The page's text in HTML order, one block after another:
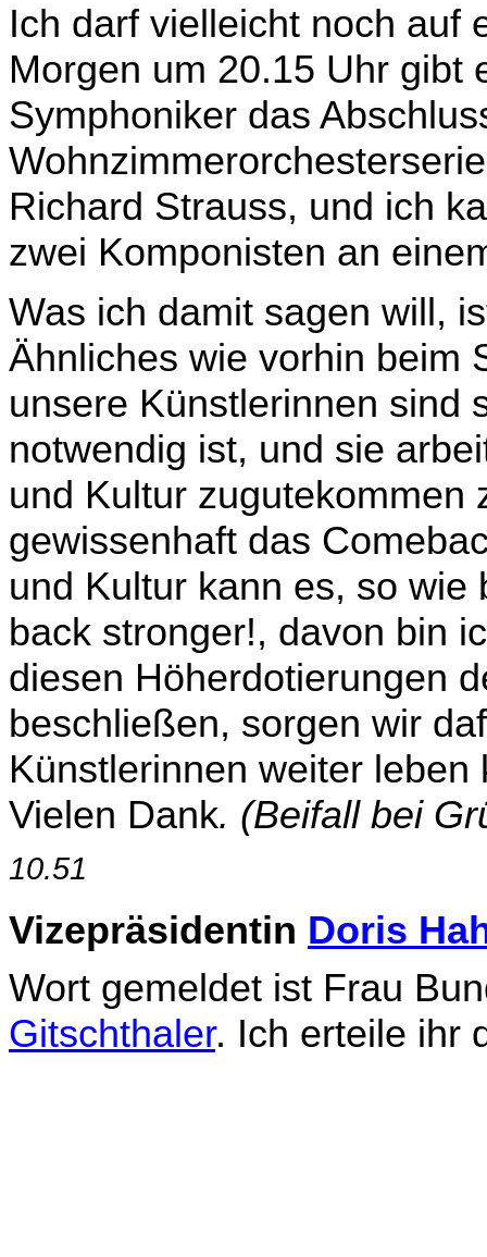
Ich darf vielleicht noch auf
Morgen um 20.15 Uhr gibt
Symphoniker das
Richard Strauss, und ich
zwei Komponisten an
Was ich damit sagen will,
Ähnliches wie vorhin beim
unsere Künstlerinnen sind
not­wendig ist, und sie
und Kultur zugutekommen
gewissenhaft das
und Kultur kann es, so
back stronger!, davon bin
diesen Höherdotierungen
beschließen, sorgen wir
Künstlerinnen weiter
Vielen Dank. (Beifall bei
10.51
Vizepräsidentin Doris
Wort gemeldet ist Frau
Gitschthaler. Ich erteile ihr